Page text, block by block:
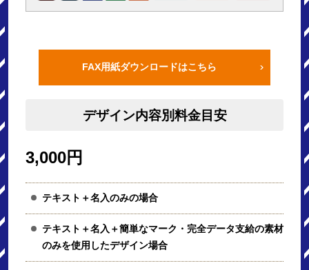
FAX用紙ダウンロードはこちら
デザイン内容別料金目安
3,000円
テキスト＋名入のみの場合
テキスト＋名入＋簡単なマーク・完全データ支給の素材
のみを使用したデザイン場合